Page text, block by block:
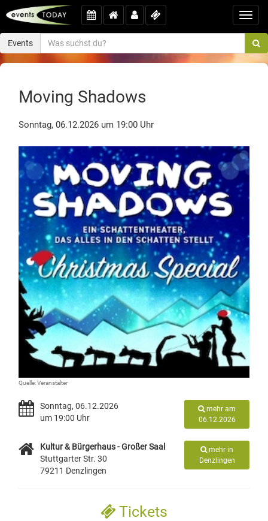
Events
Moving Shadows
Sonntag, 06.12.2026 um 19:00 Uhr
Quelle: Veranstalter
Sonntag, 06.12.2026
um 19:00 Uhr
mehr am
06.12.2026
Kultur & Bürgerhaus - Großer Saal
Stuttgarter Str. 30
79211 Denzlingen
mehr in
Denzlingen
Tickets